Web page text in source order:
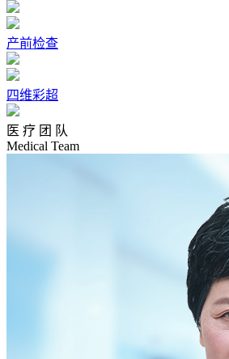
产前检查
四维彩超
医 疗 团 队
Medical Team